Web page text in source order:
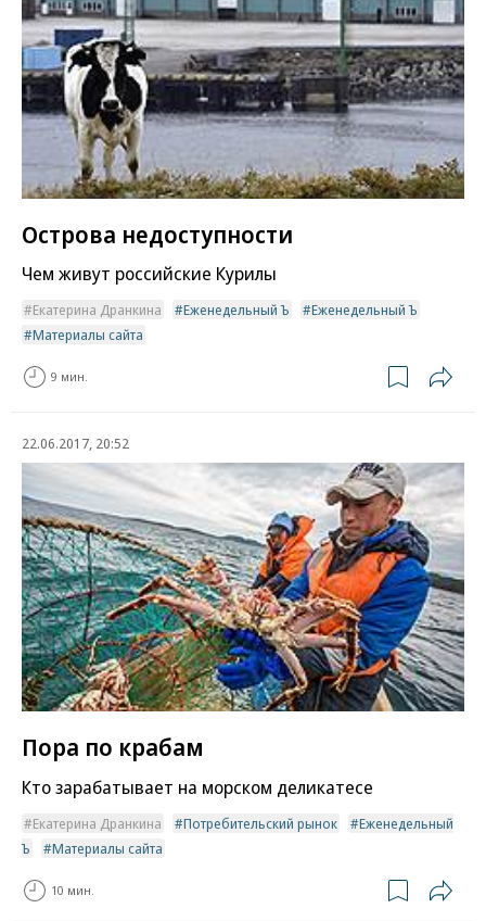
Острова недоступности
Чем живут российские Курилы
Екатерина Дранкина Еженедельный Ъ
Еженедельный Ъ
Материалы сайта
9 мин.
22.06.2017, 20:52
Пора по крабам
Кто зарабатывает на морском деликатесе
Екатерина Дранкина Потребительский рынок
Еженедельный
Ъ
Материалы сайта
10 мин.